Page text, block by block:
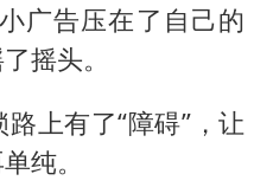
广告压在了自己的
摇头。
上有了“障碍”，让
纯。